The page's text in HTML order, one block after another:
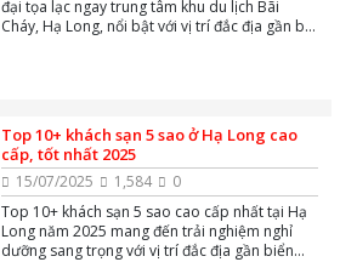
đại tọa lạc ngay trung tâm khu du lịch Bãi
Cháy, Hạ Long, nổi bật với vị trí đắc địa gần bãi
Top 10+ khách sạn 5 sao ở Hạ Long cao
cấp, tốt nhất 2025
15/07/2025 1,584
0
Top 10+ khách sạn 5 sao cao cấp nhất tại Hạ
Long năm 2025 mang đến trải nghiệm nghỉ
dưỡng sang trọng với vị trí đắc địa gần biển